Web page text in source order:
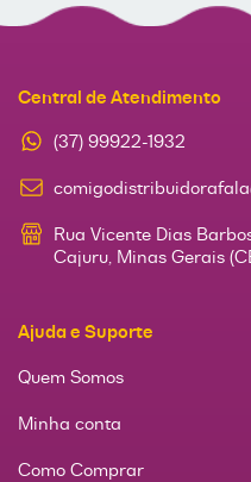
Central de Atendimento
(37) 99922-1932
Rua Vicente Dias
Cajuru, Minas Gerais
Ajuda e Suporte
Quem Somos
Minha conta
Como Comprar